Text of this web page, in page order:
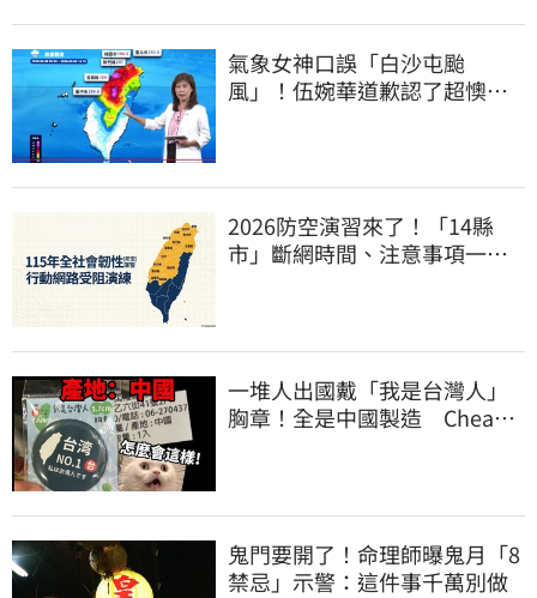
氣象女神口誤「白沙屯颱
風」！伍婉華道歉認了超懊
2026防空演習來了！「14縣
市」斷網時間、注意事項一次
一堆人出國戴「我是台灣人」
胸章！全是中國製造 Cheap
鬼門要開了！命理師曝鬼月「8
禁忌」示警：這件事千萬別做